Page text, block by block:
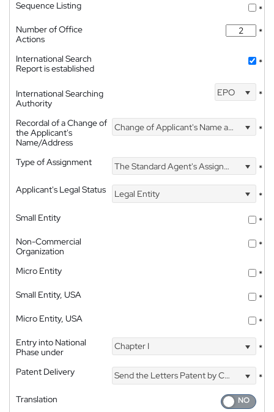
Sequence Listing
*
Number of Office
Actions
*
International Search
Report is established
*
International Searching
Authority
EPO *
Recordal of a Change of
the Applicant's
Name/Address
Change of Applicant's Name and Address *
Type of Assignment The Standard Agent's Assignment
*
Applicant's Legal Status
Legal Entity
*
Small Entity
*
Non-Commercial
Organization
*
Micro Entity
*
Small Entity, USA
*
Micro Entity, USA
*
Entry into National
Phase under
Chapter I *
Patent Delivery Send the Letters Patent by Courier
*
Translation